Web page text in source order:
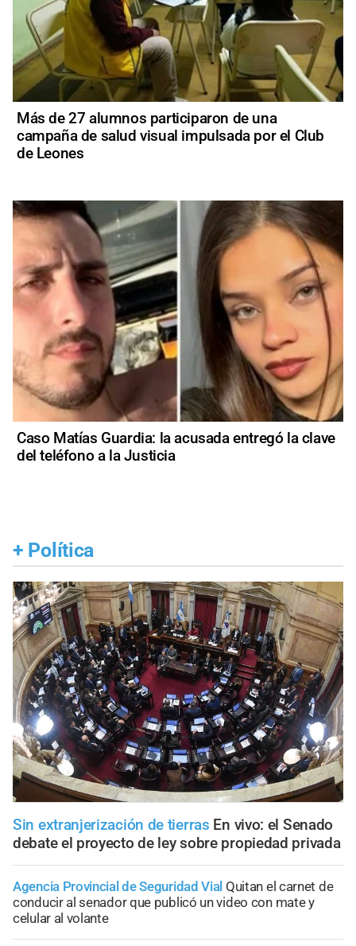
Más de 27 alumnos participaron de una
campaña de salud visual impulsada por el Club
de Leones
Caso Matías Guardia: la acusada entregó la clave
del teléfono a la Justicia
+ Política
Sin extranjerización de tierras En vivo: el Senado
debate el proyecto de ley sobre propiedad privada
Agencia Provincial de Seguridad Vial Quitan el carnet de
conducir al senador que publicó un video con mate y
celular al volante